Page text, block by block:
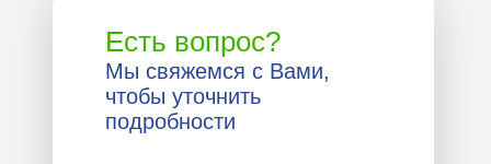
Есть вопрос?
Мы свяжемся с Вами,
чтобы уточнить
подробности